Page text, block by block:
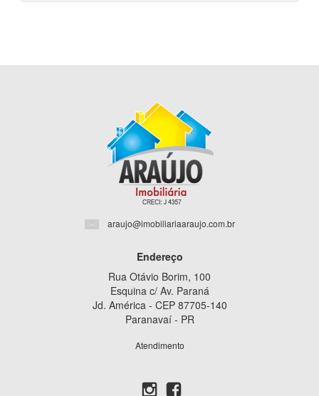
araujo@imobiliariaaraujo.com.br
Endereço
Rua Otávio Borim, 100
Esquina c/ Av. Paraná
Jd. América - CEP 87705-140
Paranavaí - PR
Atendimento